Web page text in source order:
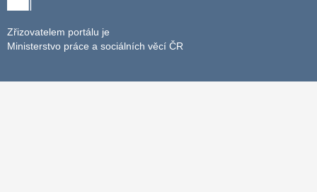
Zřizovatelem portálu je
Ministerstvo práce a sociálních věcí ČR